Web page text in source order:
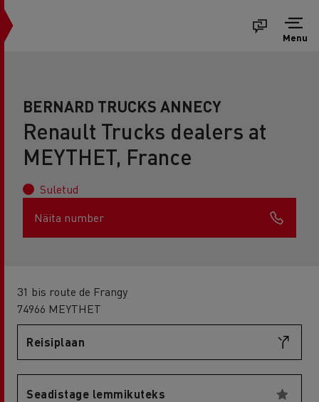
Menu
BERNARD TRUCKS ANNECY
Renault Trucks dealers at
MEYTHET, France
Suletud
Näita number
31 bis route de Frangy
74966 MEYTHET
Reisiplaan
Seadistage lemmikuteks